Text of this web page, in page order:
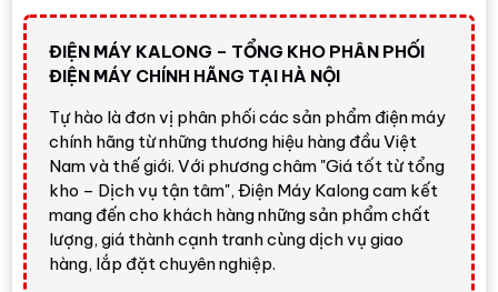
Nhận định nhanh về Samsung
QA55Q60D
Smart Tivi QLED Samsung 4K 55 inch
QA55Q60Dcó lợi thế rõ ở màn hình QLED 4K,
màu sắc rực rỡ, thiết kế AirSlim mỏng đẹp và hệ
điều hành Tizen dễ sử dụng. So với tivi Crystal UHD
cùng kích thước, model này nổi bật hơn nhờ
Quantum Dot ,100% Color Volume,Quantum
HDRvà bộ xử lýQuantum Processor Lite 4K
ĐIỆN MÁY KALONG – TỔNG KHO PHÂN PHỐI
ĐIỆN MÁY CHÍNH HÃNG TẠI HÀ NỘI
Tự hào là đơn vị phân phối các sản phẩm điện máy
chính hãng từ những thương hiệu hàng đầu Việt
Nam và thế giới. Với phương châm "Giá tốt từ tổng
kho – Dịch vụ tận tâm", Điện Máy Kalong cam kết
mang đến cho khách hàng những sản phẩm chất
lượng, giá thành cạnh tranh cùng dịch vụ giao
hàng, lắp đặt chuyên nghiệp.